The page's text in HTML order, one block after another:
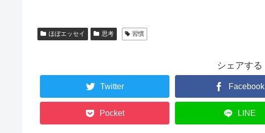
ほぼエッセイ 思考 習慣
シェアする
Twitter Facebook
Pocket LINE